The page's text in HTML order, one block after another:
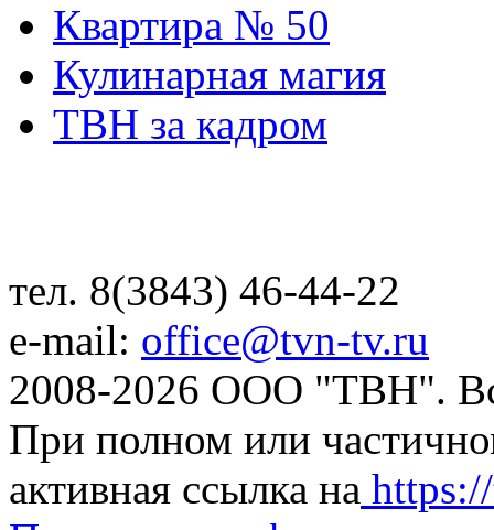
Квартира № 50
Кулинарная магия
ТВН за кадром
тел. 8(3843) 46-44-22
e-mail: office@tvn-tv.ru
2008-2026 ООО "ТВН".
При полном или
активная ссылка на